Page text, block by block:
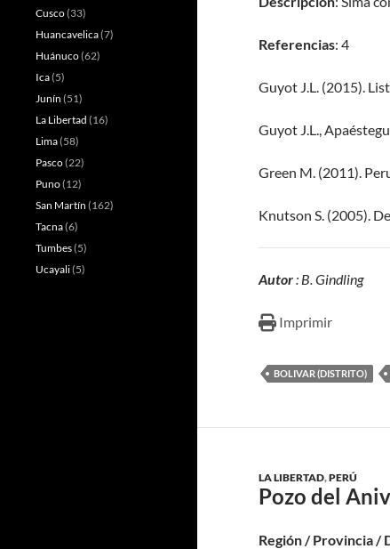
Referencias: 4
Guyot J.L. (2015).
Guyot J.L.,
Green M. (2011).
Knutson S. (2005).
Autor: B. Gindling
Imprimir
BOLIVAR (DISTRITO)
LA LIBERTAD,PERÚ
Pozo del
Región / Provincia /
Cusco(33)
Huancavelica(7)
Huánuco(62)
Ica(5)
Junín (51)
La Libertad (16)
Lima(58)
Pasco(22)
Puno(12)
San Martín (162)
Tacna(6)
Tumbes(5)
Ucayali(5)